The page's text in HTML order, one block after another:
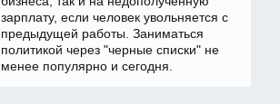
зарплату, если человек увольняется с
предыдущей работы. Заниматься
политикой через "черные списки" не
менее популярно и сегодня.